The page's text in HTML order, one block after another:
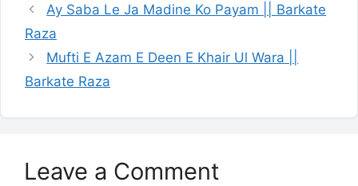
Ay Saba Le Ja Madine Ko Payam || Barkate
Raza
Mufti E Azam E Deen E Khair Ul Wara ||
Barkate Raza
Leave a Comment